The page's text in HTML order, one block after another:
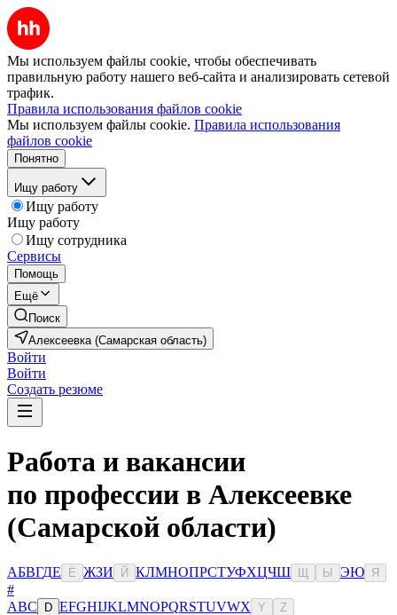
Мы используем файлы cookie, чтобы обеспечивать
правильную работу нашего веб-сайта и анализировать сетевой
трафик.
Правила использования файлов cookie
Мы используем файлы cookie. Правила использования
файлов cookie
Понятно
Ищу работу
Ищу работу
Ищу работу
Ищу сотрудника
Сервисы
Помощь
Ещё
Поиск
Алексеевка (Самарская область)
Войти
Войти
Создать резюме
Работа и вакансии
по профессии в Алексеевке
(Самарской области)
АБВГДЕ Ё ЖЗИ Й КЛМНОПРСТУФХЦЧШ Ы ЭЮ Я
#
ABC D EFGHIJKLMNOPQRSTUVWX Y Z